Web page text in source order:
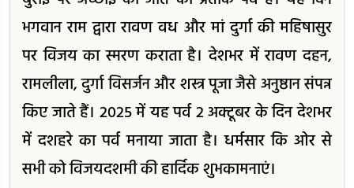
भगवान राम द्वारा रावण वध और मां दुर्गा की महिषासुर
पर विजय का स्मरण कराता है। देशभर में रावण दहन,
रामलीला, दुर्गा विसर्जन और शस्त्र पूजा जैसे अनुष्ठान संपन्न
किए जाते हैं। 2025 में यह पर्व 2 अक्टूबर के दिन देशभर
में दशहरे का पर्व मनाया जाता है। धर्मसार कि ओर से
सभी को विजयदशमी की हार्दिक शुभकामनाएं।